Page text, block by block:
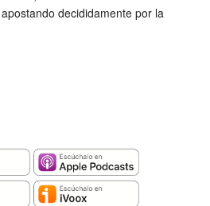
decididamente por la